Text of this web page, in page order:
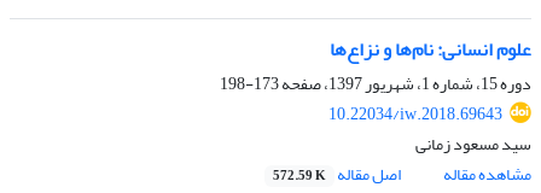
علوم ‌انسانی: نام‌ها و نزاع‌ها
دوره 15، شماره 1، شهریور 1397، صفحه
173-198
10.22034/iw.2018.69643
سید مسعود زمانی
مشاهده مقاله
اصل مقاله 572.59 K